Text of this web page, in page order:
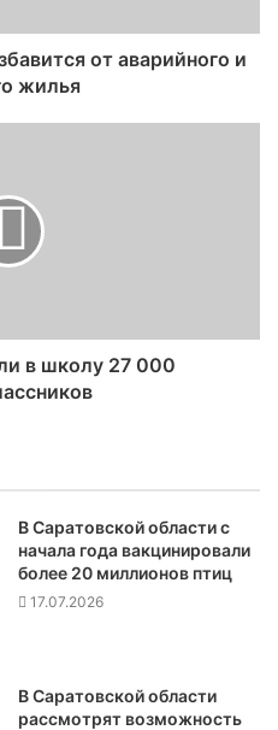
от аварийного и
жилья
в школу 27 000
В Саратовской области с
начала года вакцинировали
более 20 миллионов птиц
17.07.2026
В Саратовской области
рассмотрят возможность